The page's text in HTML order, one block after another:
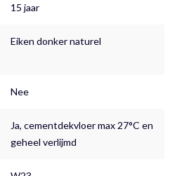
15 jaar
Eiken donker naturel
Nee
Ja, cementdekvloer max 27°C en
geheel verlijmd